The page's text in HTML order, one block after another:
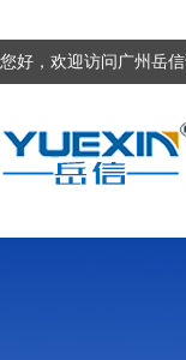
您好，欢迎访问广州岳